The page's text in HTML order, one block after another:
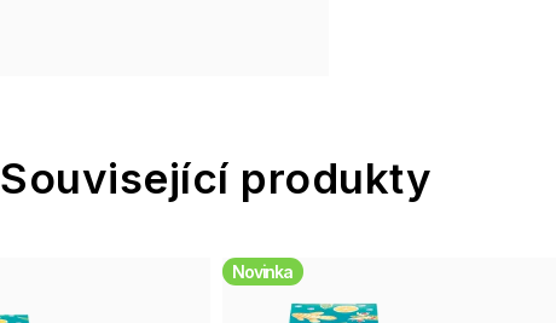
Související produkty
Novinka